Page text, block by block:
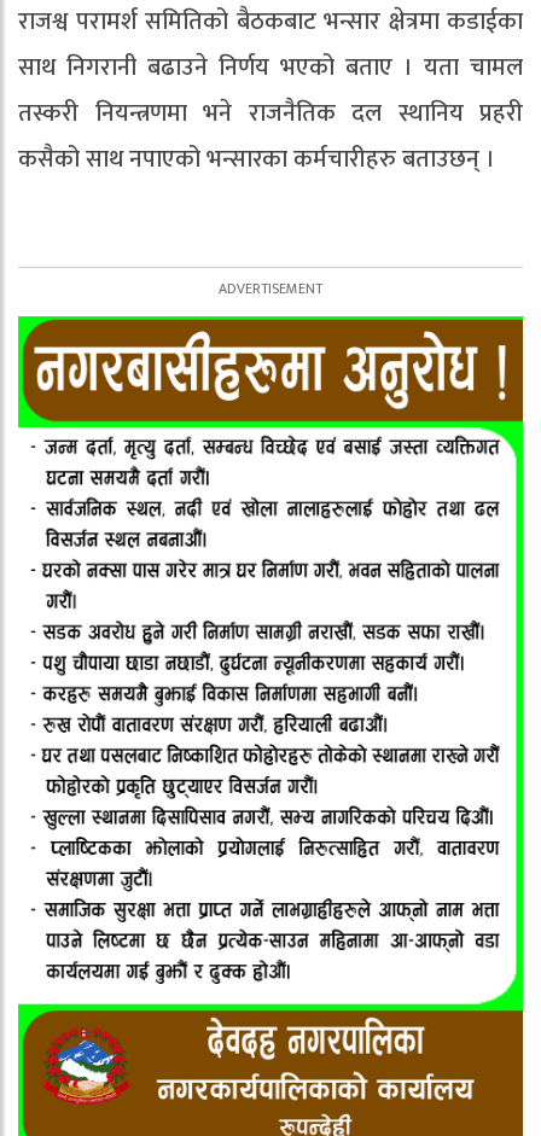
राजश्व परामर्श समितिको बैठकबाट भन्सार क्षेत्रमा कडाईका
साथ निगरानी बढाउने निर्णय भएको बताए । यता चामल
तस्करी नियन्त्रणमा भने राजनैतिक दल स्थानिय प्रहरी
कसैको साथ नपाएको भन्सारका कर्मचारीहरु बताउछन् ।